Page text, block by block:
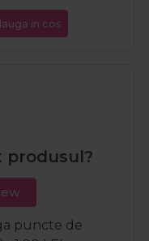
in cos
produsul?
puncte de